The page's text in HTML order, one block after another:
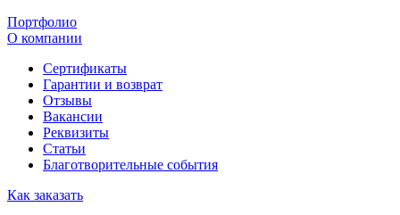
Портфолио
О компании
Сертификаты
Гарантии и возврат
Отзывы
Вакансии
Реквизиты
Статьи
Благотворительные события
Как заказать